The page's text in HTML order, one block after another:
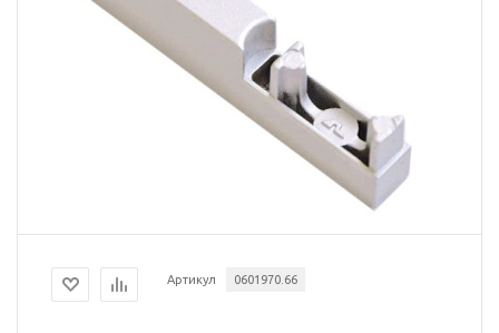
Артикул 0601970.66